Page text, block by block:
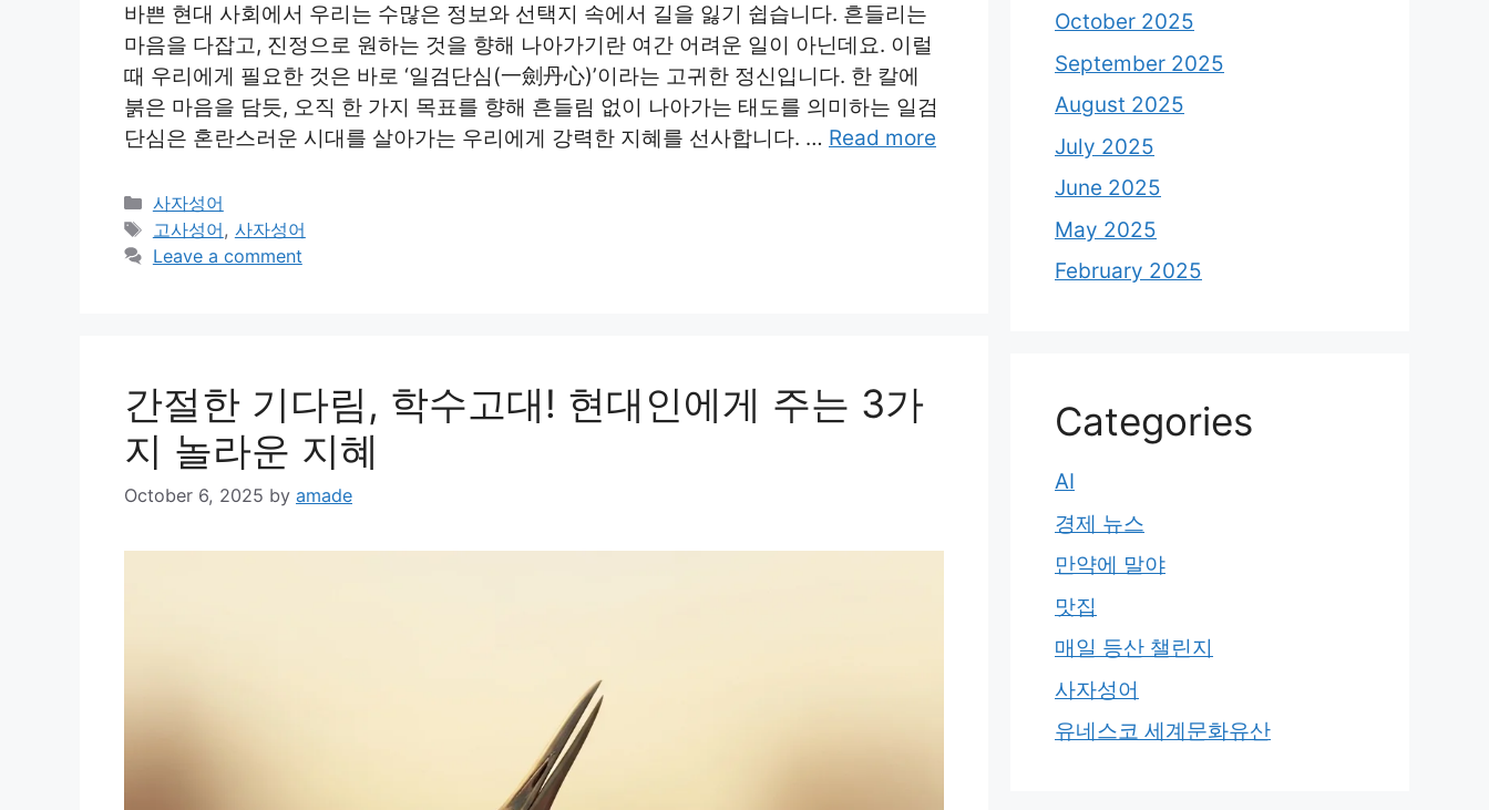
바쁜 현대 사회에서 우리는 수많은 정보와 선택지 속에서 길을 잃기 쉽습니다. 흔들리는
마음을 다잡고, 진정으로 원하는 것을 향해 나아가기란 여간 어려운 일이 아닌데요. 이럴
때 우리에게 필요한 것은 바로 ‘일검단심(一劍丹心)’이라는 고귀한 정신입니다. 한 칼에
붉은 마음을 담듯, 오직 한 가지 목표를 향해 흔들림 없이 나아가는 태도를 의미하는 일검
단심은 혼란스러운 시대를 살아가는 우리에게 강력한 지혜를 선사합니다. … Read more
Categories
사자성어
Tags
고사성어, 사자성어
Leave a comment
간절한 기다림, 학수고대! 현대인에게 주는 3가
지 놀라운 지혜
October 6, 2025 by amade
October 2025
September 2025
August 2025
July 2025
June 2025
May 2025
February 2025
Categories
AI
경제 뉴스
만약에 말야
맛집
매일 등산 챌린지
사자성어
유네스코 세계문화유산